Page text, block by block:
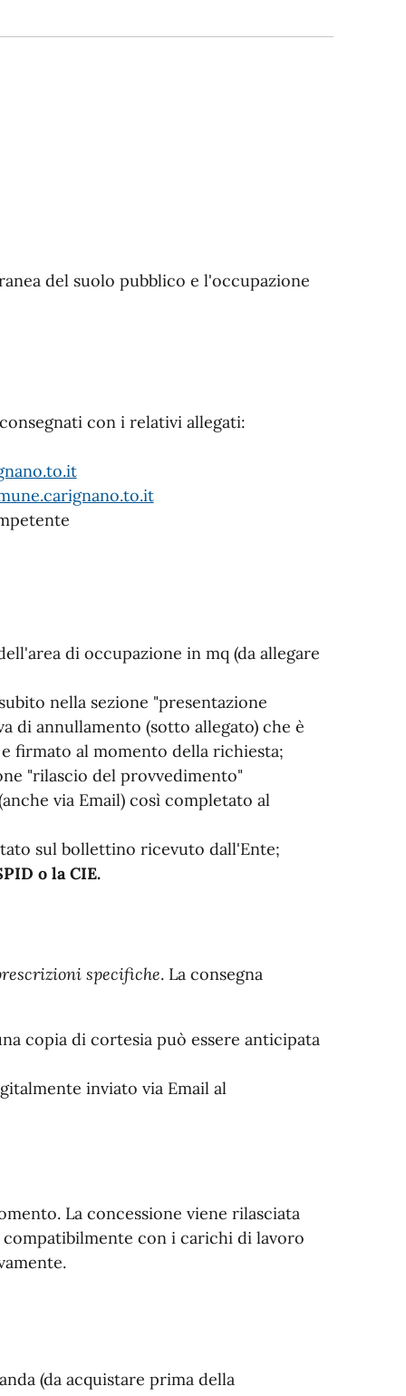
del suolo pubblico e l'occupazione
con i relativi allegati:
di occupazione in mq (da allegare
nella sezione "presentazione
di annullamento (sotto allegato) che è
firmato al momento della richiesta;
"rilascio del provvedimento"
via Email) così completato al
sul bollettino ricevuto dall'Ente;
o la CIE.
specifiche. La consegna
copia di cortesia può essere anticipata
inviato via Email al
La concessione viene rilasciata
con i carichi di lavoro
(da acquistare prima della